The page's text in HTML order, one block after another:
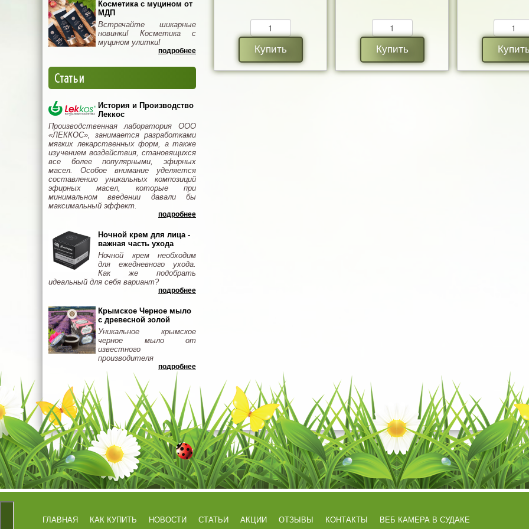
Косметика с муцином от
МДП
Встречайте шикарные
новинки! Косметика с
муцином улитки!
подробнее
Статьи
История и Производство
Леккос
Производственная лаборатория ООО
«ЛЕККОС», занимается разработками
мягких лекарственных форм, а также
изучением воздействия, становящихся
все более популярными, эфирных
масел. Особое внимание уделяется
составлению уникальных композиций
эфирных масел, которые при
минимальном введении давали бы
максимальный эффект.
подробнее
Ночной крем для лица -
важная часть ухода
Ночной крем необходим
для ежедневного ухода.
Как же подобрать
идеальный для себя вариант?
подробнее
Крымское Черное мыло
с древесной золой
Уникальное крымское
черное мыло от
известного
производителя
подробнее
Купить Купить
ГЛАВНАЯ КАК КУПИТЬ НОВОСТИ СТАТЬИ АКЦИИ ОТЗЫВЫ КОНТАКТЫ ВЕБ КАМЕРА В СУДАКЕ